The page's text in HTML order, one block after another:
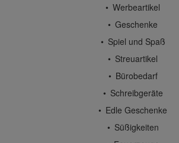
Werbeartikel
Geschenke
Spiel und Spaß
Streuartikel
Bürobedarf
Schreibgeräte
Edle Geschenke
Süßigkeiten